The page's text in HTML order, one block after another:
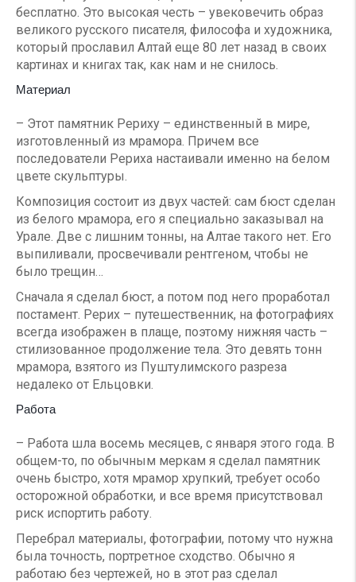
бесплатно. Это высокая честь – увековечить образ
великого русского писателя, философа и художника,
который прославил Алтай еще 80 лет назад в своих
картинах и книгах так, как нам и не снилось.
Материал
– Этот памятник Рериху – единственный в мире,
изготовленный из мрамора. Причем все
последователи Рериха настаивали именно на белом
цвете скульптуры.
Композиция состоит из двух частей: сам бюст сделан
из белого мрамора, его я специально заказывал на
Урале. Две с лишним тонны, на Алтае такого нет. Его
выпиливали, просвечивали рентгеном, чтобы не
было трещин…
Сначала я сделал бюст, а потом под него проработал
постамент. Рерих – путешественник, на фотографиях
всегда изображен в плаще, поэтому нижняя часть –
стилизованное продолжение тела. Это девять тонн
мрамора, взятого из Пуштулимского разреза
недалеко от Ельцовки.
Работа
– Работа шла восемь месяцев, с января этого года. В
общем-то, по обычным меркам я сделал памятник
очень быстро, хотя мрамор хрупкий, требует особо
осторожной обработки, и все время присутствовал
риск испортить работу.
Перебрал материалы, фотографии, потому что нужна
была точность, портретное сходство. Обычно я
работаю без чертежей, но в этот раз сделал